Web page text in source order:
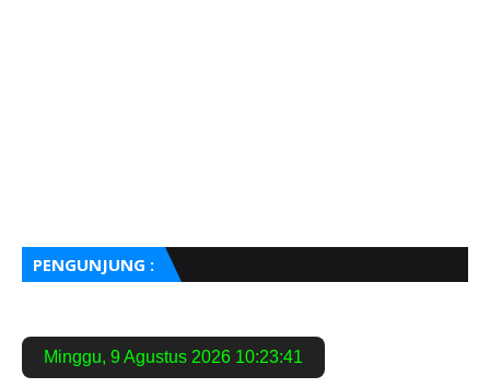
PENGUNJUNG :
Minggu, 9 Agustus 2026 10:23:42